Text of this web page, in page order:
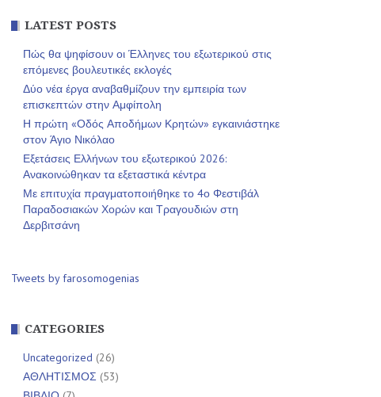
LATEST POSTS
Πώς θα ψηφίσουν οι Έλληνες του εξωτερικού στις
επόμενες βουλευτικές εκλογές
Δύο νέα έργα αναβαθμίζουν την εμπειρία των
επισκεπτών στην Αμφίπολη
Η πρώτη «Οδός Αποδήμων Κρητών» εγκαινιάστηκε
στον Άγιο Νικόλαο
Εξετάσεις Ελλήνων του εξωτερικού 2026:
Ανακοινώθηκαν τα εξεταστικά κέντρα
Με επιτυχία πραγματοποιήθηκε το 4ο Φεστιβάλ
Παραδοσιακών Χορών και Τραγουδιών στη
Δερβιτσάνη
Tweets by farosomogenias
CATEGORIES
Uncategorized (26)
ΑΘΛΗΤΙΣΜΟΣ (53)